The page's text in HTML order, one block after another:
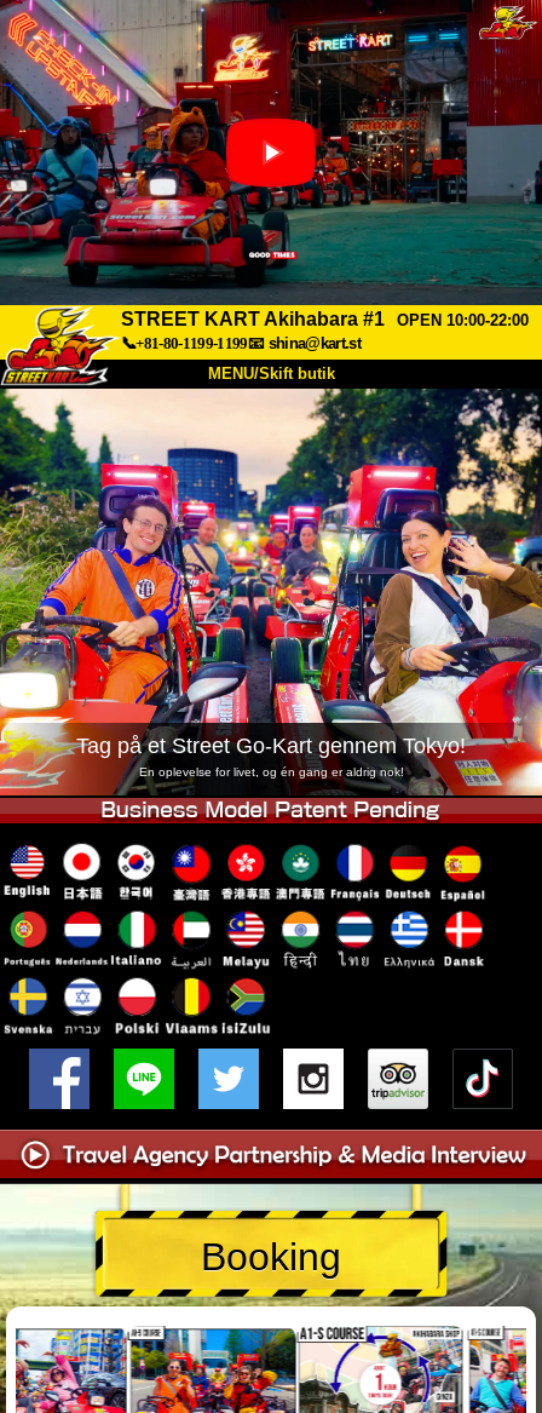
STREET KART Akihabara #1
OPEN 10:00-22:00
📞+81-80-1199-1199📧 shina@kart.st
MENU/Skift butik
Om Specifikationer Pris
Adgang Stemme FAQ
Virksomhed Booking
Skift butik
Tokyo Shinagawa Tokyo Akihabara#1
Tokyo Akihabara#2 Tokyo Shibuya
Tokyo Shibuya Annex Tokyo Bay
Tokyo Asakusa Osaka
Okinawa
Tag på et Street Go-Kart gennem Tokyo!
En oplevelse for livet, og én gang er aldrig nok!
Booking